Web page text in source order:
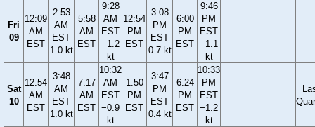
Fri
09
12:09
AM
EST
2:53
AM
EST
1.0 kt
5:58
AM
EST
9:28
AM
EST
−1.2
kt
12:54
PM
EST
3:08
PM
EST
0.7 kt
6:00
PM
EST
9:46
PM
EST
−1.1
kt
Sat
10
12:54
AM
EST
3:48
AM
EST
1.0 kt
7:17
AM
EST
10:32
AM
EST
−0.9
kt
1:50
PM
EST
3:47
PM
EST
0.4 kt
6:24
PM
EST
10:33
PM
EST
−1.2
kt